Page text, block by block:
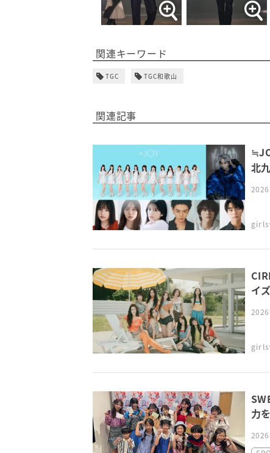
関連キーワード
TGC TGC和歌山
関連記事
北
2026
イ
2026
力